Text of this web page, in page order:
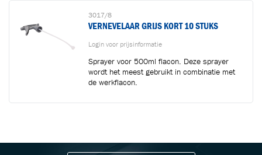
3017/8
VERNEVELAAR GRIJS KORT 10 STUKS
Login voor prijsinformatie
Sprayer voor 500ml flacon. Deze sprayer
wordt het meest gebruikt in combinatie met
de werkflacon.
Ontvang vakgerelateerde tips,